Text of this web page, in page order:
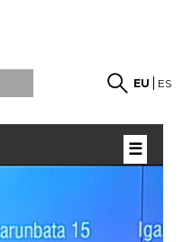
EU ES
☰